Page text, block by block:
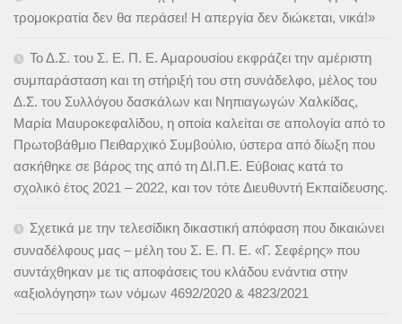
τρομοκρατία δεν θα περάσει! Η απεργία δεν διώκεται, νικά!»
Το Δ.Σ. του Σ. Ε. Π. Ε. Αμαρουσίου εκφράζει την αμέριστη
συμπαράσταση και τη στήριξή του στη συνάδελφο, μέλος του
Δ.Σ. του Συλλόγου δασκάλων και Νηπιαγωγών Χαλκίδας,
Μαρία Μαυροκεφαλίδου, η οποία καλείται σε απολογία από το
Πρωτοβάθμιο Πειθαρχικό Συμβούλιο, ύστερα από δίωξη που
ασκήθηκε σε βάρος της από τη ΔΙ.Π.Ε. Εύβοιας κατά το
σχολικό έτος 2021 – 2022, και τον τότε Διευθυντή Εκπαίδευσης.
Σχετικά με την τελεσίδικη δικαστική απόφαση που δικαιώνει
συναδέλφους μας – μέλη του Σ. Ε. Π. Ε. «Γ. Σεφέρης» που
συντάχθηκαν με τις αποφάσεις του κλάδου ενάντια στην
«αξιολόγηση» των νόμων 4692/2020 & 4823/2021